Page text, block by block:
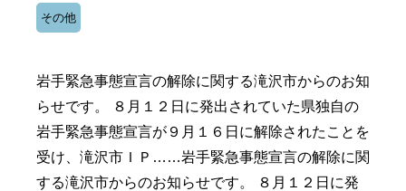
その他
岩手緊急事態宣言の解除に関する滝沢市からのお知
らせです。 ８月１２日に発出されていた県独自の
岩手緊急事態宣言が９月１６日に解除されたことを
受け、滝沢市ＩＰ……岩手緊急事態宣言の解除に関
する滝沢市からのお知らせです。 ８月１２日に発